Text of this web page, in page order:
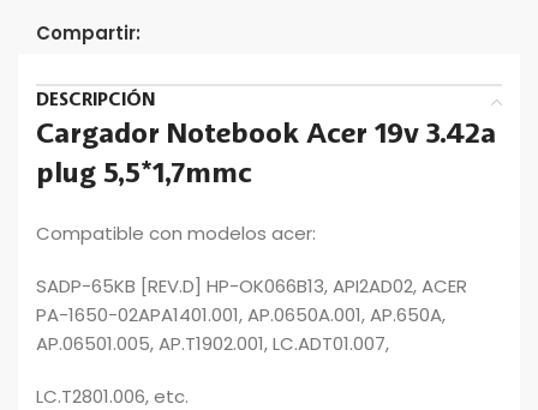
Compartir:
DESCRIPCIÓN
Cargador Notebook Acer 19v 3.42a
plug 5,5*1,7mmc
Compatible con modelos acer:
SADP-65KB [REV.D] HP-OK066B13, API2AD02, ACER
PA-1650-02APA1401.001, AP.0650A.001, AP.650A,
AP.06501.005, AP.T1902.001, LC.ADT01.007,
LC.T2801.006, etc.